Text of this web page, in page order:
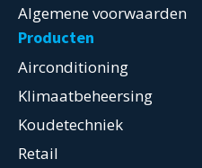
Algemene voorwaarden
Producten
Airconditioning
Klimaatbeheersing
Koudetechniek
Retail